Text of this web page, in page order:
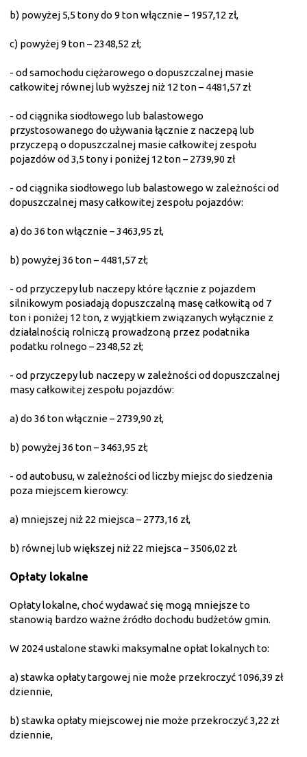
b) powyżej 5,5 tony do 9 ton włącznie – 1957,12 zł,
c) powyżej 9 ton – 2348,52 zł;
- od samochodu ciężarowego o dopuszczalnej masie
całkowitej równej lub wyższej niż 12 ton – 4481,57 zł
- od ciągnika siodłowego lub balastowego
przystosowanego do używania łącznie z naczepą lub
przyczepą o dopuszczalnej masie całkowitej zespołu
pojazdów od 3,5 tony i poniżej 12 ton – 2739,90 zł
- od ciągnika siodłowego lub balastowego w zależności od
dopuszczalnej masy całkowitej zespołu pojazdów:
a) do 36 ton włącznie – 3463,95 zł,
b) powyżej 36 ton – 4481,57 zł;
- od przyczepy lub naczepy które łącznie z pojazdem
silnikowym posiadają dopuszczalną masę całkowitą od 7
ton i poniżej 12 ton, z wyjątkiem związanych wyłącznie z
działalnością rolniczą prowadzoną przez podatnika
podatku rolnego – 2348,52 zł;
- od przyczepy lub naczepy w zależności od dopuszczalnej
masy całkowitej zespołu pojazdów:
a) do 36 ton włącznie – 2739,90 zł,
b) powyżej 36 ton – 3463,95 zł;
- od autobusu, w zależności od liczby miejsc do siedzenia
poza miejscem kierowcy:
a) mniejszej niż 22 miejsca – 2773,16 zł,
b) równej lub większej niż 22 miejsca – 3506,02 zł.
Opłaty lokalne
Opłaty lokalne, choć wydawać się mogą mniejsze to
stanowią bardzo ważne źródło dochodu budżetów gmin.
W 2024 ustalone stawki maksymalne opłat lokalnych to:
a) stawka opłaty targowej nie może przekroczyć 1096,39 zł
dziennie,
b) stawka opłaty miejscowej nie może przekroczyć 3,22 zł
dziennie,